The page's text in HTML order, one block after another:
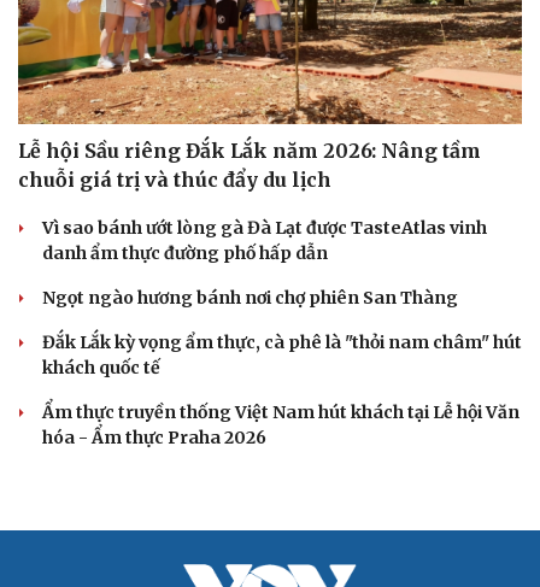
Lễ hội Sầu riêng Đắk Lắk năm 2026: Nâng tầm
chuỗi giá trị và thúc đẩy du lịch
Vì sao bánh ướt lòng gà Đà Lạt được TasteAtlas vinh
danh ẩm thực đường phố hấp dẫn
Ngọt ngào hương bánh nơi chợ phiên San Thàng
Đắk Lắk kỳ vọng ẩm thực, cà phê là "thỏi nam châm" hút
khách quốc tế
Ẩm thực truyền thống Việt Nam hút khách tại Lễ hội Văn
hóa - Ẩm thực Praha 2026